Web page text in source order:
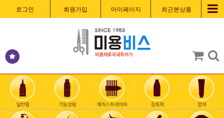
로그인 회원가입 마이페이지 최근본상품